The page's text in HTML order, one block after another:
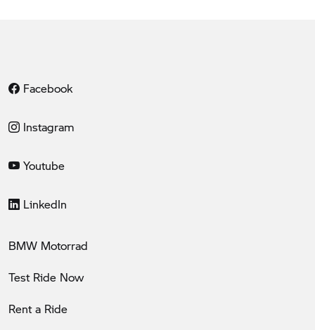
Facebook
Instagram
Youtube
LinkedIn
BMW Motorrad
Test Ride Now
Rent a Ride